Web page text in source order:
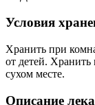
Условия
Хранить при
от детей.
сухом месте.
Описание